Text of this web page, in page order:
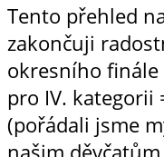
Tento přehled
zakončuji
okresního
pro IV. kategorii
(pořádali jsme
našim